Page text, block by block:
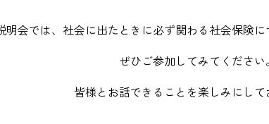
明会では、社会に出たときに必ず関わる社会保険に
ぜひご参加してみてください
皆様とお話できることを楽しみにして